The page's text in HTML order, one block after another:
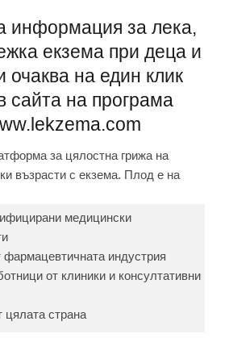
информация за лека,
екзема при деца и
очаква на един клик
сайта на програма
за цялостна грижа на
възрасти с екзема. Плод е на
медицински
фармацевтичната индустрия
от клиники и консултативни
цялата страна